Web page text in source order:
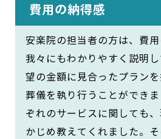
費用の納得感
安楽院の担当者の方は、費
我々にもわかりやすく説明
望の金額に見合ったプラン
葬儀を執り行うことができ
ぞれのサービスに関しても
かじめ教えてくれました。